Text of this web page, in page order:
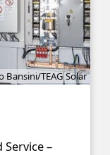
Bansini/TEAG Solar
–